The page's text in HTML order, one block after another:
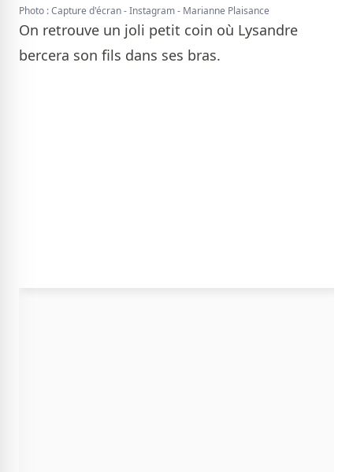
Photo : Capture d'écran - Instagram - Marianne Plaisance
On retrouve un joli petit coin où Lysandre
bercera son fils dans ses bras.